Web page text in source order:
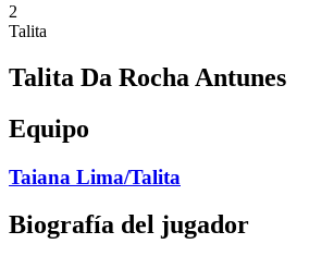
2
Talita
Talita Da Rocha Antunes
Equipo
Taiana Lima/Talita
Biografía del jugador